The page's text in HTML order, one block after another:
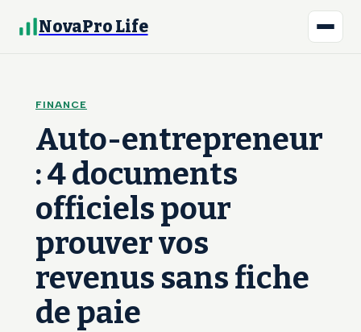
NovaPro Life
FINANCE
Auto-entrepreneur
: 4 documents
officiels pour
prouver vos
revenus sans fiche
de paie